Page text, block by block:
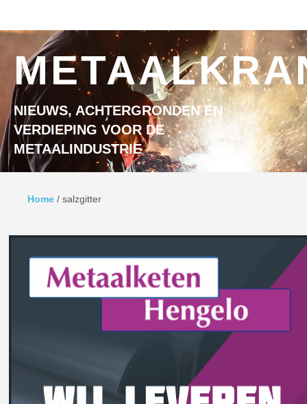
NIEUWS, ACHTERGRONDEN EN
VERDIEPING VOOR DE
METAALINDUSTRIE
Home / salzgitter